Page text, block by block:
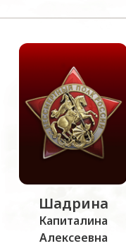
Шадрина
Капиталина
Алексеевна